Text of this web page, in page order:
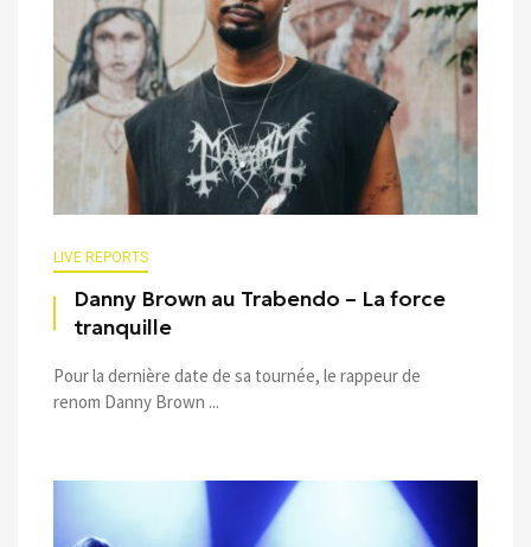
LIVE REPORTS
Danny Brown au Trabendo – La force
tranquille
Pour la dernière date de sa tournée, le rappeur de
renom Danny Brown ...